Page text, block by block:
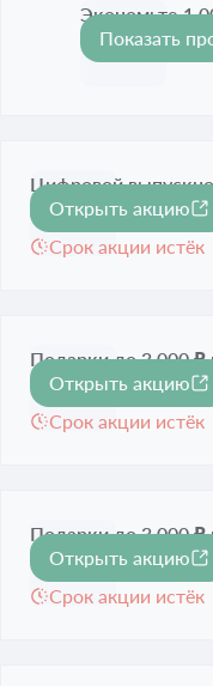
1 000 ₽
Экономьте 1
Срок акции
Показать
Цифровой
скидками
Срок акции истёк
Открыть акцию
Подарки до 3 000 ₽
Max
Срок акции истёк
Открыть акцию
Подарки до 3 000 ₽
Max
Срок акции истёк
Открыть акцию